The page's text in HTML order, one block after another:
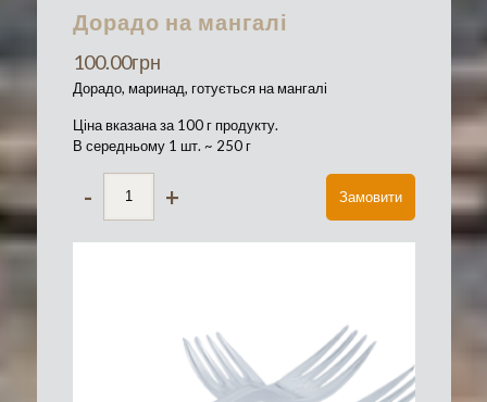
Дорадо на мангалі
100.00грн
Дорадо, маринад, готується на мангалі
Ціна вказана за 100 г продукту.
В середньому 1 шт. ~ 250 г
- + Замовити